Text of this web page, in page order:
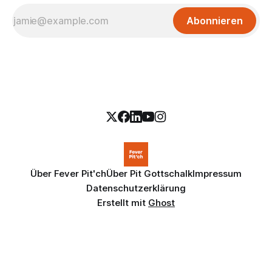
Abonnieren
Über Fever Pit'chÜber Pit GottschalkImpressum
Datenschutzerklärung
Erstellt mit Ghost